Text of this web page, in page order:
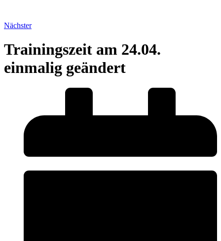
Nächster
Trainingszeit am 24.04.
einmalig geändert